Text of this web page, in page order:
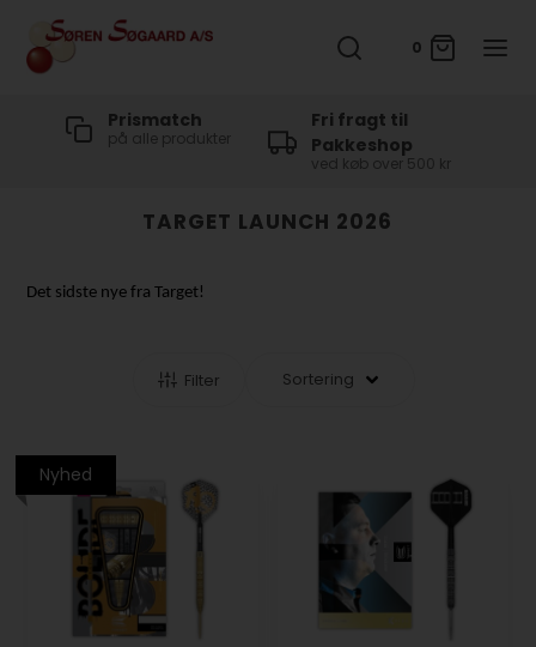
0
Prismatch
på alle produkter
Fri fragt til
Pakkeshop
ved køb over 500 kr
TARGET LAUNCH 2026
Det sidste nye fra Target!
Filter
Nyhed